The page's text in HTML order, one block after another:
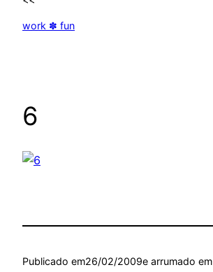
work ✽ fun
6
Publicado em26/02/2009e arrumado em